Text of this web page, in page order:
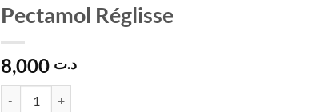
Pectamol Réglisse
د.ت